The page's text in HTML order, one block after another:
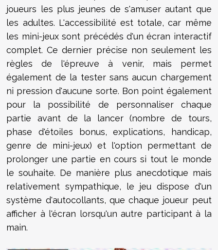
joueurs les plus jeunes de s'amuser autant que
les adultes. L'accessibilité est totale, car même
les mini-jeux sont précédés d'un écran interactif
complet. Ce dernier précise non seulement les
règles de l'épreuve à venir, mais permet
également de la tester sans aucun chargement
ni pression d'aucune sorte. Bon point également
pour la possibilité de personnaliser chaque
partie avant de la lancer (nombre de tours,
phase d'étoiles bonus, explications, handicap,
genre de mini-jeux) et l'option permettant de
prolonger une partie en cours si tout le monde
le souhaite. De manière plus anecdotique mais
relativement sympathique, le jeu dispose d'un
système d'autocollants, que chaque joueur peut
afficher à l'écran lorsqu'un autre participant à la
main.